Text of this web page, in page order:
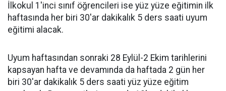
İlkokul 1'inci sınıf öğrencileri ise yüz yüze eğitimin ilk
haftasında her biri 30'ar dakikalık 5 ders saati uyum
eğitimi alacak.
Uyum haftasından sonraki 28 Eylül-2 Ekim tarihlerini
kapsayan hafta ve devamında da haftada 2 gün her
biri 30'ar dakikalık 5 ders saati yüz yüze eğitim